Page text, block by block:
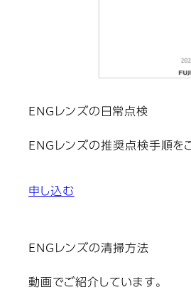
ENGレンズの日常点検
ENGレンズの推奨点検手順を
申し込む
ENGレンズの清掃方法
動画でご紹介しています。